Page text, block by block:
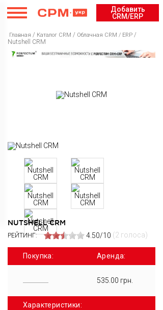
Облачная CRM / ERP
Рейтинг
Рейтинг сервисов
Внедрение
Новости
Добавить
CRM/ERP
Главная / Каталог CRM / Облачная CRM / ERP /
Nutshell CRM
NUTSHELL CRM
РЕЙТИНГ: 4.50/10 (2 голоса)
Покупка: Аренда:
535.00 грн.
Характеристики: